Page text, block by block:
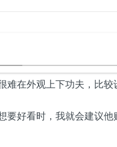
难在外观上下功夫，比较
要好看时，我就会建议